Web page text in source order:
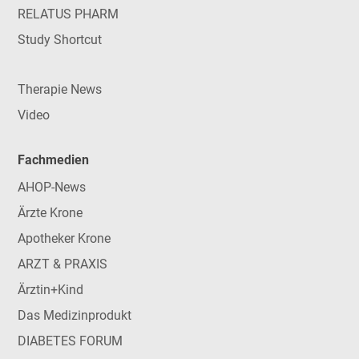
RELATUS PHARM
Study Shortcut
Therapie News
Video
Fachmedien
AHOP-News
Ärzte Krone
Apotheker Krone
ARZT & PRAXIS
Ärztin+Kind
Das Medizinprodukt
DIABETES FORUM